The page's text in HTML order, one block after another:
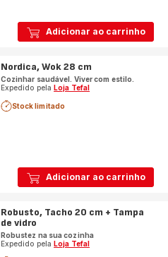
Adicionar ao carrinho
Adicionar ao carrinho
Nordica, Wok 28 cm
Cozinhar saudável. Viver com estilo.
Expedido pelaLoja Tefal
Stock limitado
Robusto, Tacho 20 cm + Tampa
de vidro
Robustez na sua cozinha
Expedido pela Loja Tefal